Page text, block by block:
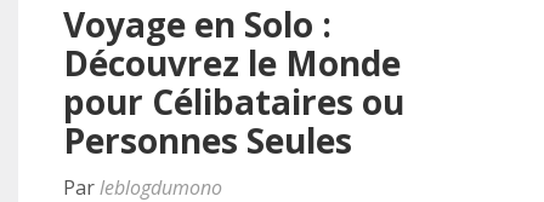
Voyage en Solo :
Découvrez le Monde
pour Célibataires ou
Personnes Seules
Parleblogdumono